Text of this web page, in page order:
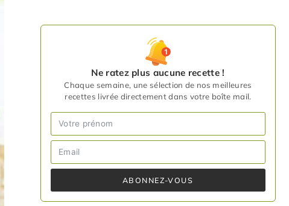
Ne ratez plus aucune recette !
Chaque semaine, une sélection de nos meilleures
recettes livrée directement dans votre boîte mail.
ABONNEZ-VOUS